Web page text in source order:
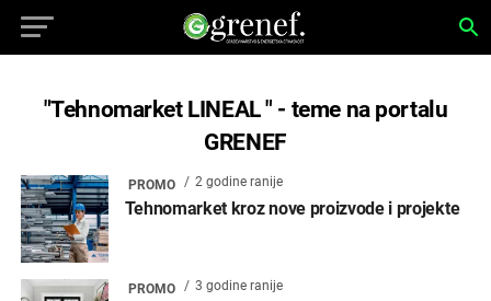
"Tehnomarket LINEAL " - teme na portalu
GRENEF
PROMO 2 godine ranije
Tehnomarket kroz nove proizvode i projekte
PROMO 3 godine ranije